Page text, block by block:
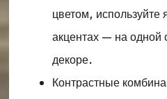
цветом, используйте
акцентах — на одной
декоре.
Контрастные